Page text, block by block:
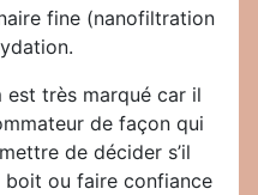
fine (nanofiltration
est très marqué car il
de façon qui
de décider s’il
boit ou faire confiance